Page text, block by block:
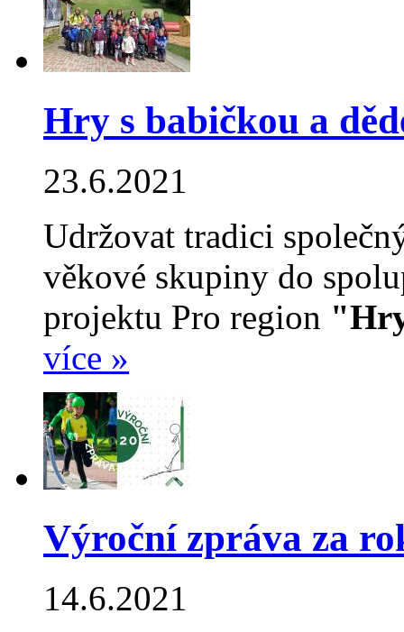
Hry s babičkou a
23.6.2021
Udržovat tradici
věkové skupiny do
projektu Pro region
více »
Výroční zpráva za
14.6.2021